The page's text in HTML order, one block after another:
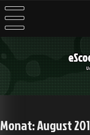
Skip
to
content
Monat:August